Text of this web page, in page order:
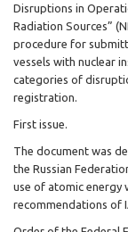
Disruptions in
Radiation Sources”
procedure for
vessels with nuclear
categories of
registration.
First issue.
The document was
the Russian
use of atomic energy
recommendations of